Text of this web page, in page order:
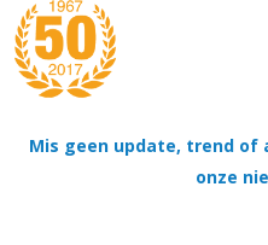
Mis geen update, trend of
onze
Tassen
Thema's